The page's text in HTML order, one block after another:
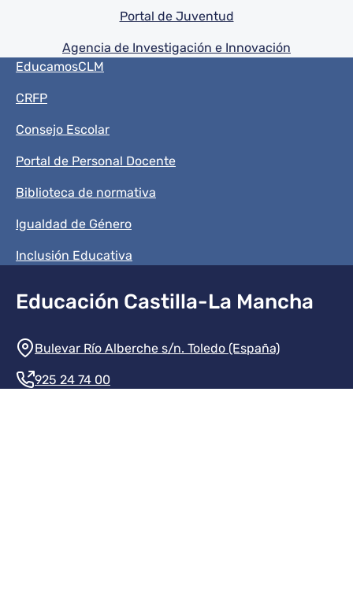
Portal de Juventud
Agencia de Investigación e Innovación
Menú del pie
EducamosCLM
CRFP
Consejo Escolar
Portal de Personal Docente
Biblioteca de normativa
Igualdad de Género
Inclusión Educativa
Educación Castilla-La Mancha
Información de la institución
Bulevar Río Alberche s/n. Toledo (España)
925 24 74 00